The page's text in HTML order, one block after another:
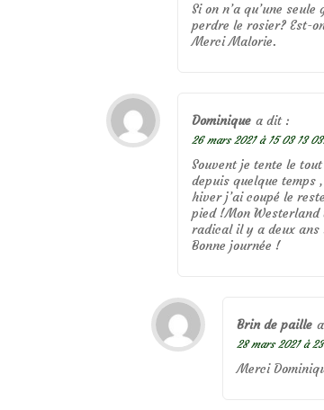
Si on n’a qu’une
perdre le rosier? Est-
Merci Malorie.
Dominique a dit :
26 mars 2021 à 15 03 13
Souvent je tente le
depuis quelque temps
hiver j’ai coupé le
pied !Mon
radical il y a deux ans
Bonne journée !
Brin de paille
28 mars 2021 à
Merci